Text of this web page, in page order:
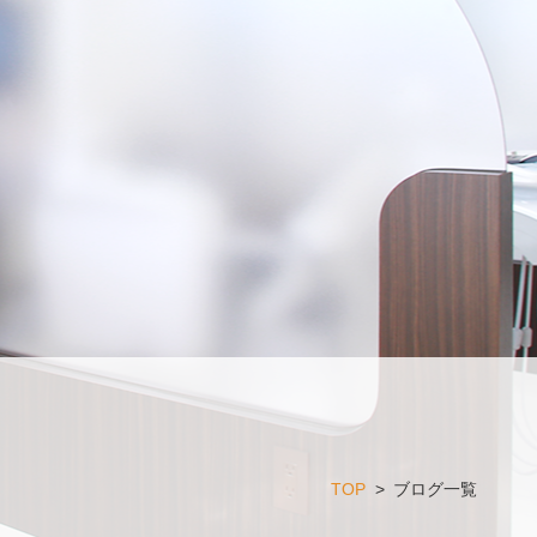
TOP > ブログ一覧